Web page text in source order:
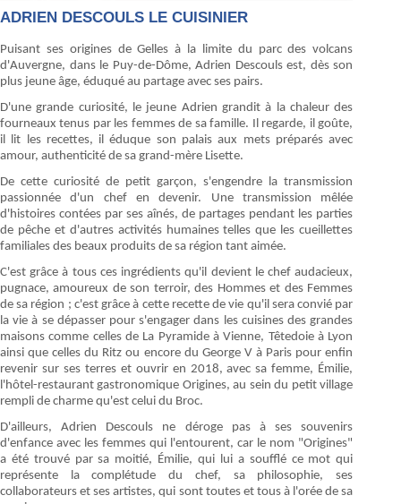
ADRIEN DESCOULS LE CUISINIER
Puisant ses origines de Gelles à la limite du parc des volcans
d'Auvergne, dans le Puy-de-Dôme, Adrien Descouls est, dès son
plus jeune âge, éduqué au partage avec ses pairs.
D'une grande curiosité, le jeune Adrien grandit à la chaleur des
fourneaux tenus par les femmes de sa famille. Il regarde, il goûte,
il lit les recettes, il éduque son palais aux mets préparés avec
amour, authenticité de sa grand-mère Lisette.
De cette curiosité de petit garçon, s'engendre la transmission
passionnée d'un chef en devenir. Une transmission mêlée
d'histoires contées par ses aînés, de partages pendant les parties
de pêche et d'autres activités humaines telles que les cueillettes
familiales des beaux produits de sa région tant aimée.
C'est grâce à tous ces ingrédients qu'il devient le chef audacieux,
pugnace, amoureux de son terroir, des Hommes et des Femmes
de sa région ; c'est grâce à cette recette de vie qu'il sera convié par
la vie à se dépasser pour s'engager dans les cuisines des grandes
maisons comme celles de La Pyramide à Vienne, Têtedoie à Lyon
ainsi que celles du Ritz ou encore du George V à Paris pour enfin
revenir sur ses terres et ouvrir en 2018, avec sa femme, Émilie,
l'hôtel-restaurant gastronomique Origines, au sein du petit village
rempli de charme qu'est celui du Broc.
D'ailleurs, Adrien Descouls ne déroge pas à ses souvenirs
d'enfance avec les femmes qui l'entourent, car le nom "Origines"
a été trouvé par sa moitié, Émilie, qui lui a soufflé ce mot qui
représente la complétude du chef, sa philosophie, ses
collaborateurs et ses artistes, qui sont toutes et tous à l'orée de sa